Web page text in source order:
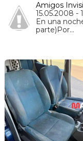
Amigos
15.05.2008 -
En una
parte)Por…